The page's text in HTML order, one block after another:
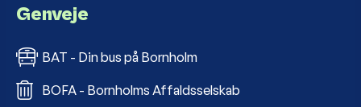
Genveje
BAT - Din bus på Bornholm
BOFA - Bornholms Affaldsselskab